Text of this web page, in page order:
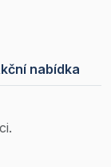
nabídka